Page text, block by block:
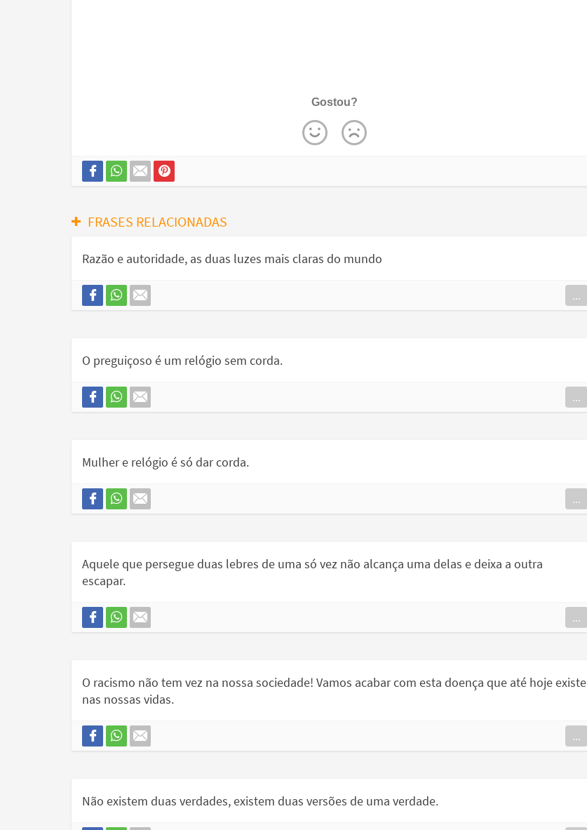
Gostou?
FRASES RELACIONADAS
Razão e autoridade, as duas luzes mais claras do mundo
...
O preguiçoso é um relógio sem corda.
...
Mulher e relógio é só dar corda.
...
Aquele que persegue duas lebres de uma só vez não alcança uma delas e deixa a outra
escapar.
...
O racismo não tem vez na nossa sociedade! Vamos acabar com esta doença que até hoje existe
nas nossas vidas.
...
Não existem duas verdades, existem duas versões de uma verdade.